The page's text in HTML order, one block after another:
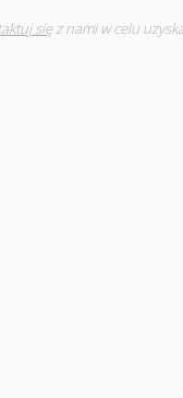
sięz nami w celu